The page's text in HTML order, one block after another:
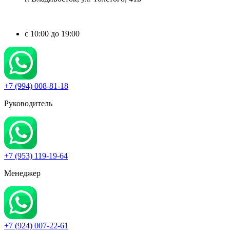
c 10:00 до 19:00
+7 (994) 008-81-18
Руководитель
+7 (953) 119-19-64
Менеджер
+7 (924) 007-22-61